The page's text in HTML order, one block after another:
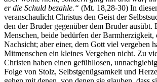
er die Schuld bezahle.“ (Mt. 18,28-30) In
veranschaulicht Christus den Geist der
den der Bruder gegenüber dem Bruder ausübt.
Menschen, beide bedürfen der Barmherzigkeit,
Nachsicht; aber einer, dem Gott viel vergeben
Mitmenschen ein kleines Vergehen nicht. Zu
Christen haben einen gefühllosen,
Folge von Stolz, Selbstgenügsamkeit und